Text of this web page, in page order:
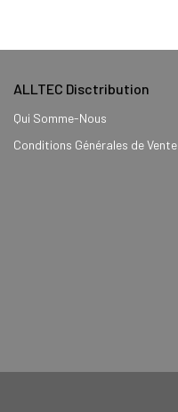
ALLTEC Disctribution
Qui Somme-Nous
Conditions Générales de Vente